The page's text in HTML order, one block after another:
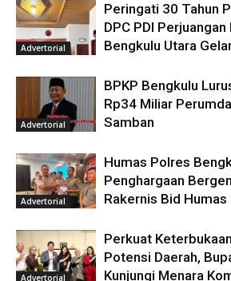
Advertorial
Peringati 30 Tahun
DPC PDI
Bengkulu Utara
Advertorial
BPKP Bengkulu
Rp34 Miliar
Samban
Advertorial
Humas Polres
Penghargaan
Rakernis Bid
Advertorial
Perkuat
Potensi Daerah,
Kunjungi Menara